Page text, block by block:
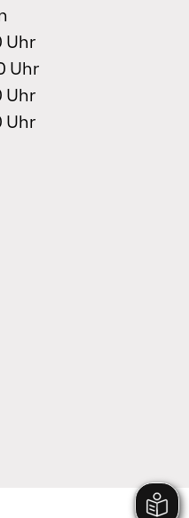
Uhr
Uhr
Uhr
Uhr